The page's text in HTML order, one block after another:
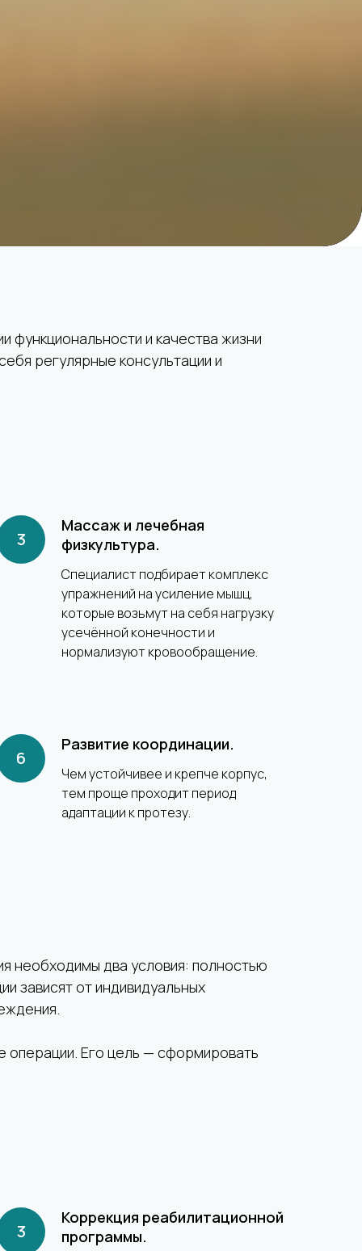
функциональности и качества жизни
регулярные консультации и
Массаж и лечебная
физкультура.
Специалист подбирает комплекс
упражнений на усиление мышц,
которые возьмут на себя нагрузку
усечённой конечности и
нормализуют кровообращение.
Развитие координации.
Чем устойчивее и крепче корпус,
тем проще проходит период
адаптации к протезу.
необходимы два условия: полностью
зависят от индивидуальных
операции. Его цель — сформировать
Коррекция реабилитационной
программы.